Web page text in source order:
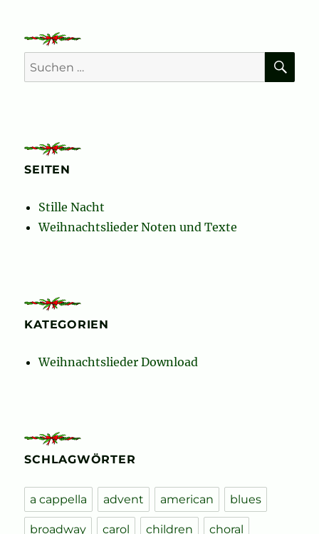
Beiträge
E
Suchen
nach:
SEITEN
Stille Nacht
Weihnachtslieder Noten und Texte
KATEGORIEN
Weihnachtslieder Download
SCHLAGWÖRTER
a cappella advent american blues
broadway carol children choral